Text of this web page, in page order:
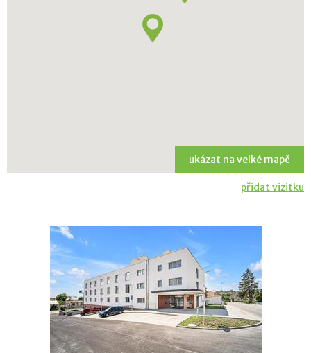
ukázat na velké mapě
přidat vizitku